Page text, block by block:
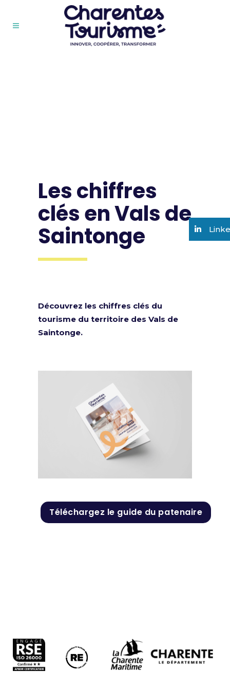
Les chiffres
clés en Vals de
Saintonge
Découvrez les chiffres clés du
tourisme du territoire des Vals de
Saintonge.
Téléchargez le guide du patenaire